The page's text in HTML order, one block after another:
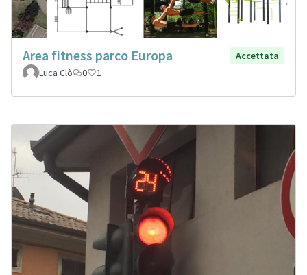
Area fitness parco Europa
Accettata
Luca Clò
0 1